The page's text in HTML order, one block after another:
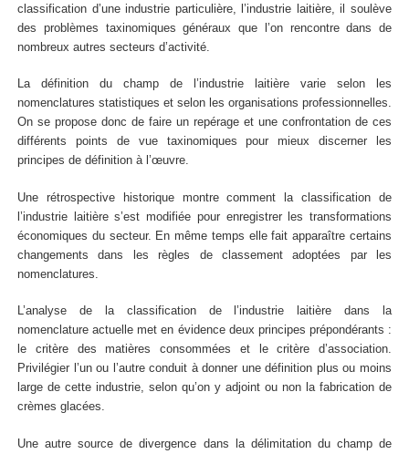
classification d’une industrie particulière, l’industrie laitière, il soulève
des problèmes taxinomiques généraux que l’on rencontre dans de
nombreux autres secteurs d’activité.
La définition du champ de l’industrie laitière varie selon les
nomenclatures statistiques et selon les organisations professionnelles.
On se propose donc de faire un repérage et une confrontation de ces
différents points de vue taxinomiques pour mieux discerner les
principes de définition à l’œuvre.
Une rétrospective historique montre comment la classification de
l’industrie laitière s’est modifiée pour enregistrer les transformations
économiques du secteur. En même temps elle fait apparaître certains
changements dans les règles de classement adoptées par les
nomenclatures.
L’analyse de la classification de l’industrie laitière dans la
nomenclature actuelle met en évidence deux principes prépondérants :
le critère des matières consommées et le critère d’association.
Privilégier l’un ou l’autre conduit à donner une définition plus ou moins
large de cette industrie, selon qu’on y adjoint ou non la fabrication de
crèmes glacées.
Une autre source de divergence dans la délimitation du champ de